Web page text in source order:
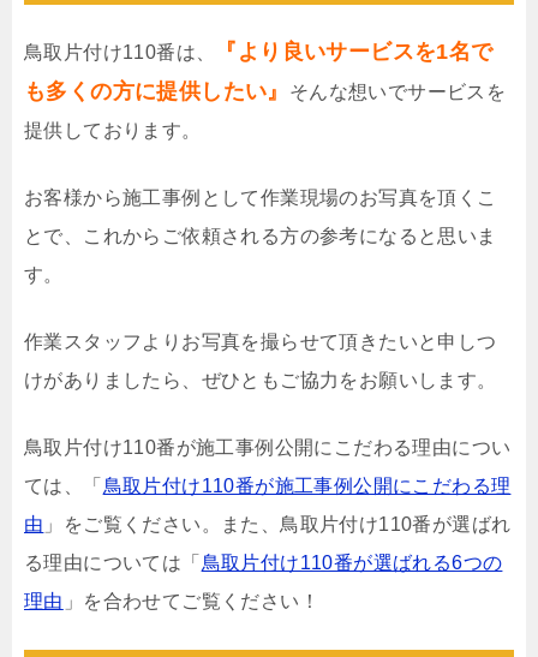
鳥取片付け110番は、
『より良いサービスを1名で
も多くの方に提供したい』
そんな想いでサービスを
提供しております。
お客様から施工事例として作業現場のお写真を頂くこ
とで、これからご依頼される方の参考になると思いま
す。
作業スタッフよりお写真を撮らせて頂きたいと申しつ
けがありましたら、ぜひともご協力をお願いします。
鳥取片付け110番が施工事例公開にこだわる理由につい
ては、「 鳥取片付け110番が施工事例公開にこだわる理
由 」をご覧ください。また、鳥取片付け110番が選ばれ
る理由については「 鳥取片付け110番が選ばれる6つの
理由 」を合わせてご覧ください！